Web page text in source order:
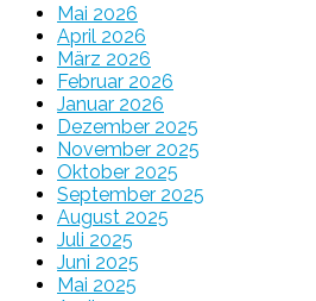
Mai 2026
April 2026
März 2026
Februar 2026
Januar 2026
Dezember 2025
November 2025
Oktober 2025
September 2025
August 2025
Juli 2025
Juni 2025
Mai 2025